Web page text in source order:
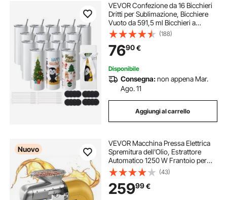
VEVOR Confezione da 16 Bicchieri
Dritti per Sublimazione, Bicchiere
Vuoto da 591,5 ml Bicchieri a
Doppia Parete in Acciaio
Inossidabile con Cannuccia, per
Pressa a Caldo e Trasferimento di
Calore
(188)
7690€
Disponibile
Consegna:non appena Mar.
Ago. 11
Aggiungi al carrello
Nuovo
VEVOR Macchina Pressa Elettrica
Spremitura dell'Olio, Estrattore
Automatico 1250 W Frantoio per
Olio 5 kg/h Pressatura a Caldo
Freddo, Estrazione Semi Arachidi
Sesamo Mandorle, Acciaio Inox,
Giallo
(43)
25999€